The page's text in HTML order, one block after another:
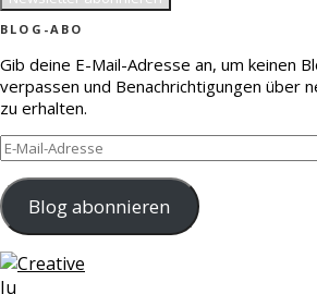
BLOG-ABO
Gib deine E-Mail-Adresse an, um keinen
verpassen und Benachrichtigungen über
zu erhalten.
E-
Mail-
Adresse
Blog abonnieren